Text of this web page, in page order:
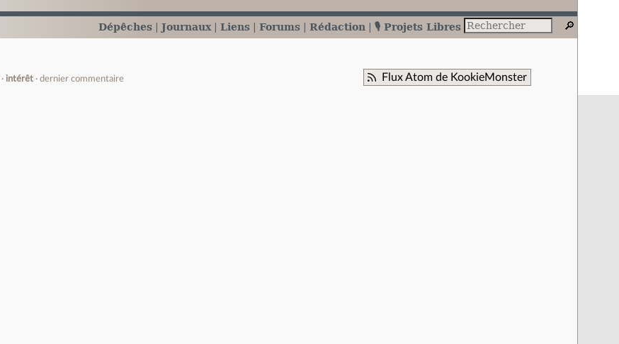
Dépêches Journaux Liens Forums Rédaction 🎙️ Projets Libres
Flux Atom de KookieMonster
intérêt dernier commentaire